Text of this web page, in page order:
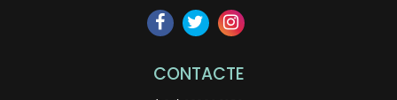
CONTACTE